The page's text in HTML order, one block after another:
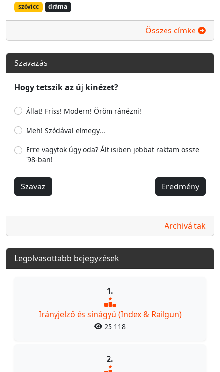
szóvicc
dráma
Összes címke
Szavazás
Hogy tetszik az új kinézet?
Állat! Friss! Modern! Öröm ránézni!
Meh! Szódával elmegy...
Erre vagytok úgy oda? Ált isiben jobbat raktam össze
'98-ban!
Szavaz Eredmény
Archiváltak
Legolvasottabb bejegyzések
1.
Irányjelző és sínágyú (Index & Railgun)
25 118
2.